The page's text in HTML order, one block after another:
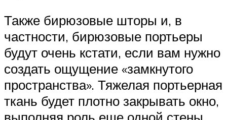
Также бирюзовые шторы и, в
частности, бирюзовые портьеры
будут очень кстати, если вам нужно
создать ощущение «замкнутого
пространства». Тяжелая портьерная
ткань будет плотно закрывать окно,